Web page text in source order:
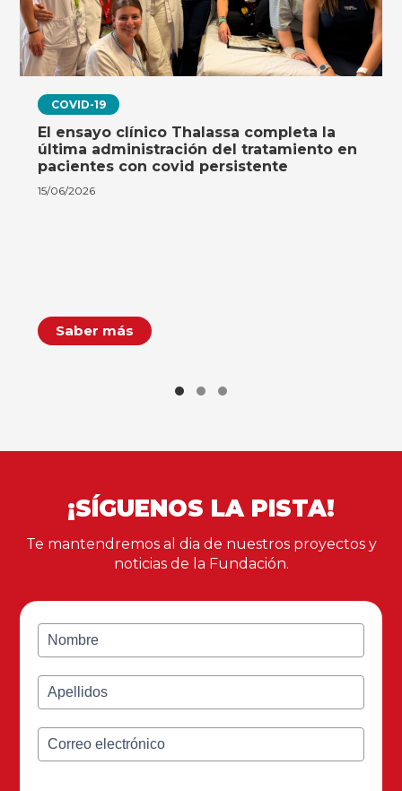
COVID-19
El ensayo clínico Thalassa completa la
última administración del tratamiento en
pacientes con covid persistente
15/06/2026
Saber más
¡SÍGUENOS LA PISTA!
Te mantendremos al dia de nuestros proyectos y
noticias de la Fundación.